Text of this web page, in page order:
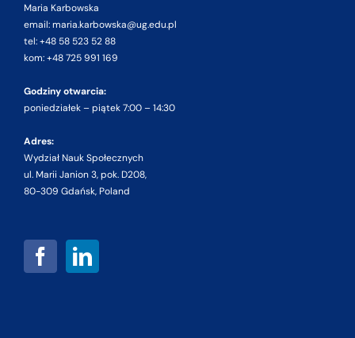
Maria Karbowska
email: maria.karbowska@ug.edu.pl
tel: +48 58 523 52 88
kom: +48 725 991 169
Godziny otwarcia:
poniedziałek – piątek 7:00 – 14:30
Adres:
Wydział Nauk Społecznych
ul. Marii Janion 3, pok. D208,
80-309 Gdańsk, Poland